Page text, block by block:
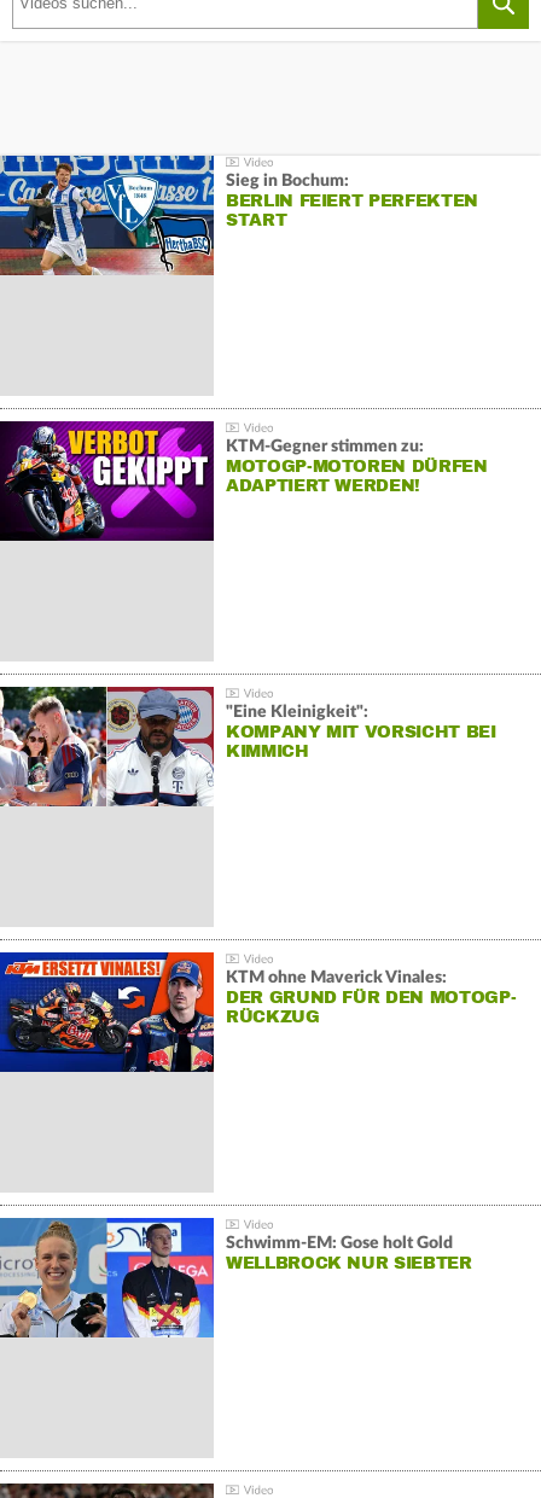
Sieg in Bochum:
BERLIN FEIERT PERFEKTEN
START
KTM-Gegner stimmen zu:
MOTOGP-MOTOREN DÜRFEN
ADAPTIERT WERDEN!
"Eine Kleinigkeit":
KOMPANY MIT VORSICHT BEI
KIMMICH
KTM ohne Maverick Vinales:
DER GRUND FÜR DEN MOTOGP-
RÜCKZUG
Schwimm-EM: Gose holt Gold
WELLBROCK NUR SIEBTER